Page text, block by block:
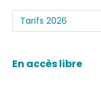
En accès libre